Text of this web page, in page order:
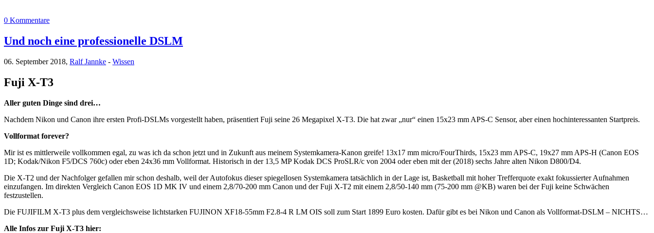
0 Kommentare
Und noch eine professionelle DSLM
06. September 2018, Ralf Jannke - Wissen
Fuji X-T3
Aller guten Dinge sind drei…
Nachdem Nikon und Canon ihre ersten Profi-DSLMs vorgestellt haben, präsentiert Fuji seine 26 Megapixel X-T3. Die hat zwar „nur“ einen 15x23 mm APS-C Sensor, aber einen hochinteressanten Startpreis.
Vollformat forever?
Mir ist es mittlerweile vollkommen egal, zu was ich da schon jetzt und in Zukunft aus meinem Systemkamera-Kanon greife! 13x17 mm micro/FourThirds, 15x23 mm APS-C, 19x27 mm APS-H (Canon EOS
1D; Kodak/Nikon F5/DCS 760c) oder eben 24x36 mm Vollformat. Historisch in der 13,5 MP Kodak DCS ProSLR/c von 2004 oder eben mit der (2018) sechs Jahre alten Nikon D800/D4.
Die X-T2 und der Nachfolger gefallen mir schon deshalb, weil der Autofokus dieser spiegellosen Systemkamera tatsächlich in der Lage ist, Basketball mit hoher Trefferquote exakt fokussierter Aufnahmen
einzufangen. Im direkten Vergleich Canon EOS 1D MK IV und einem 2,8/70-200 mm Canon und der Fuji X-T2 mit einem 2,8/50-140 mm (75-200 mm @KB) waren bei der Fuji keine Schwächen
festzustellen.
Die FUJIFILM X-T3 plus dem vergleichsweise lichtstarken FUJINON XF18-55mm F2.8-4 R LM OIS soll zum Start 1899 Euro kosten. Dafür gibt es bei Nikon und Canon als Vollformat-DSLM – NICHTS…
Alle Infos zur Fuji X-T3 hier: